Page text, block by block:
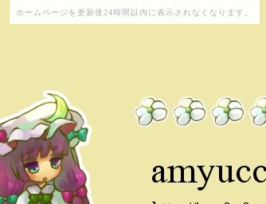
ホームページを更新後24時間以内に表示されなくなります。